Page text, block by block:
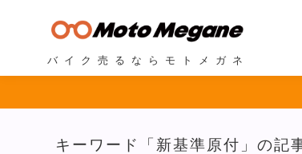
バイク売るならモトメガネ
キーワード「新基準原付」の記